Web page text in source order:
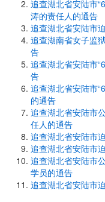
追查湖北省安陆市
涛的责任人的通告
追查湖北省安陆市
追查湖南省女子监
告
追查湖北省安陆市
告
追查湖北省安陆市
的通告
追查湖北省安陆市
任人的通告
追查湖北省安陆市
追查湖北省安陆市
追查湖北省安陆市
学员的通告
追查湖北省安陆市